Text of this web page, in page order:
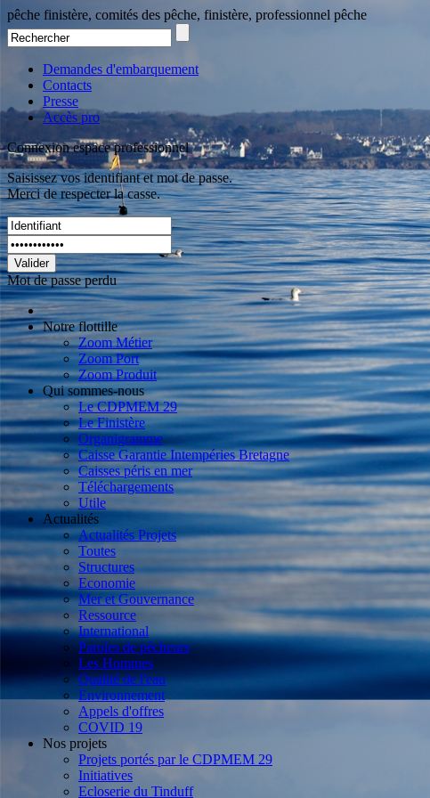
pêche finistère, comités des pêche, finistère, professionnel pêche
Demandes d'embarquement
Contacts
Presse
Accès pro
Connexion espace professionnel
Saisissez vos identifiant et mot de passe.
Merci de respecter la casse.
Valider
Mot de passe perdu
Notre flottille
Zoom Métier
Zoom Port
Zoom Produit
Qui sommes-nous
Le CDPMEM 29
Le Finistère
Organigramme
Caisse Garantie Intempéries Bretagne
Caisses péris en mer
Téléchargements
Utile
Actualités
Actualités Projets
Toutes
Structures
Economie
Mer et Gouvernance
Ressource
International
Paroles de pêcheurs
Les Hommes
Qualité de l'eau
Environnement
Appels d'offres
COVID 19
Nos projets
Projets portés par le CDPMEM 29
Initiatives
Ecloserie du Tinduff